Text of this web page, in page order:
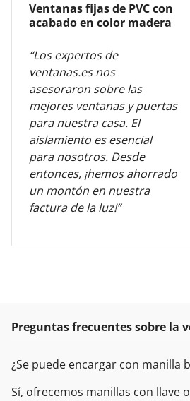
Ventanas fijas de PVC con
acabado en color madera
“Los expertos de
ventanas.es nos
asesoraron sobre las
mejores ventanas y puertas
para nuestra casa. El
aislamiento es esencial
para nosotros. Desde
entonces, ¡hemos ahorrado
un montón en nuestra
factura de la luz!”
Preguntas frecuentes sobre la
¿Se puede encargar con manilla
Sí, ofrecemos manillas con llave